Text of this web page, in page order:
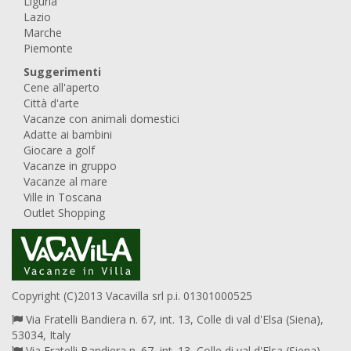
Lazio
Marche
Piemonte
Suggerimenti
Cene all'aperto
Città d'arte
Vacanze con animali domestici
Adatte ai bambini
Giocare a golf
Vacanze in gruppo
Vacanze al mare
Ville in Toscana
Outlet Shopping
Copyright (C)2013 Vacavilla srl p.i. 01301000525
Via Fratelli Bandiera n. 67, int. 13, Colle di val d'Elsa (Siena),
53034, Italy